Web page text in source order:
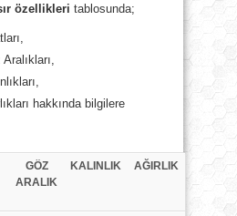
özellikleri tablosunda;
hakkında bilgilere
GÖZ
ARALIK
KALINLIK AĞIRLIK